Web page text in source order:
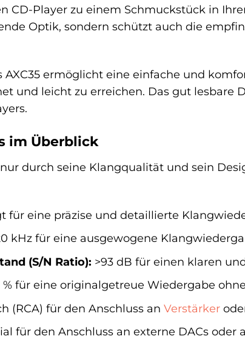
CD-Player zu einem Schmuckstück in
Optik, sondern schützt auch die
ermöglicht eine einfache und
und leicht zu erreichen. Das gut lesbare
im Überblick
durch seine Klangqualität und sein
für eine präzise und detaillierte
kHz für eine ausgewogene
(S/N Ratio): >93 dB für einen klaren
% für eine originalgetreue Wiedergabe
(RCA) für den Anschluss an Verstärker
für den Anschluss an externe DACs oder